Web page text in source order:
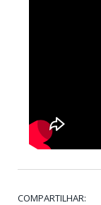
COMPARTILHAR: